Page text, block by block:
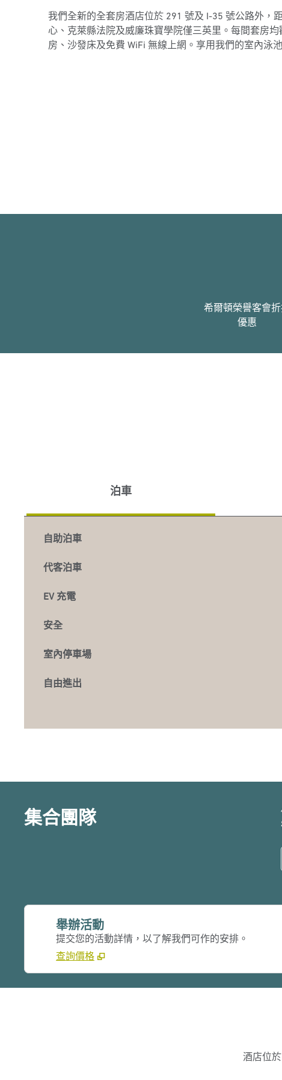
我們全新的全套房酒店位於 291 號及 I-35 號公路外，
心、克萊縣法院及威廉珠寶學院僅三英里。每間套房
房、沙發床及免費 WiFi 無線上網。享用我們的室內泳
希爾頓榮譽客會
優惠
泊車
自助泊車
代客泊車
EV 充電
安全
室內停車場
自由進出
集合團隊
舉辦活動
提交您的活動詳情，以了解我們可作的安排。
查詢價格
酒店位